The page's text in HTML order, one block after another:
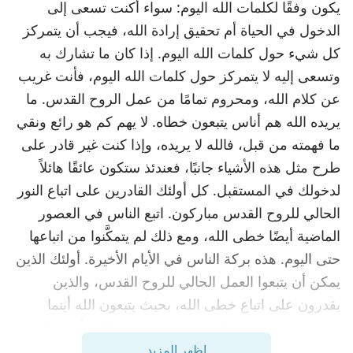
يكون وفقًا لكلمات الله اليوم: سواء أكنت تسعى إلى
الدخول في الحياة أم تحقيق إرادة الله، فيجب أن يتمركز
كل شيء حول كلمات الله اليوم. إذا كان ما تشارك به
وتسعى إليه لا يتمركز حول كلمات الله اليوم، فأنت غريب
عن كلام الله، ومحروم تمامًا من عمل الروح القدس. ما
يريده الله هم أناس يتبعون خطاه. لا يهم كم هو رائع ونقي
ما فهمته من قبل، فالله لا يريده، وإذا كنت غير قادر على
طرح مثل هذه الأشياء جانبًا، فعندئذ ستكون عائقًا هائلاً
لدخولك في المستقبل. كل أولئك القادرين على اتباع النور
الحالي للروح القدس مباركون. اتبع الناس في العصور
الماضية أيضًا خطى الله، ومع ذلك لم يتمكَّنوا من اتباعها
حتى اليوم. هذه بركة الناس في الأيام الأخيرة. أولئك الذين
يمكن أن يتبعوا العمل الحالي للروح القدس، والذين
يقدرون على اتباع خطى الله، بحيث يتبعون الله أينما
اظهر المزيد